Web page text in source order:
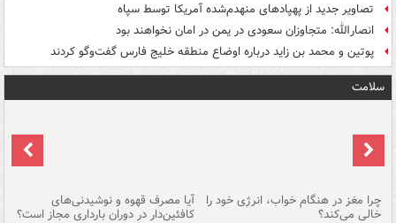
تصاویر جدید از پهپادهای منهدم‌شده آمریکا توسط سپاه
انصارالله: متجاوزان سعودی در یمن در امان نخواهند بود
پوتین و محمد بن زاید درباره اوضاع منطقه خلیج فارس گفت‌وگو کردند
سلامت
چرا مغز در هنگام خواب، انرژی خود را
خالی می‌کند؟
آیا مصرف قهوه و نوشیدنی‌های
کافئین‌دار در دوران بارداری مجاز است؟